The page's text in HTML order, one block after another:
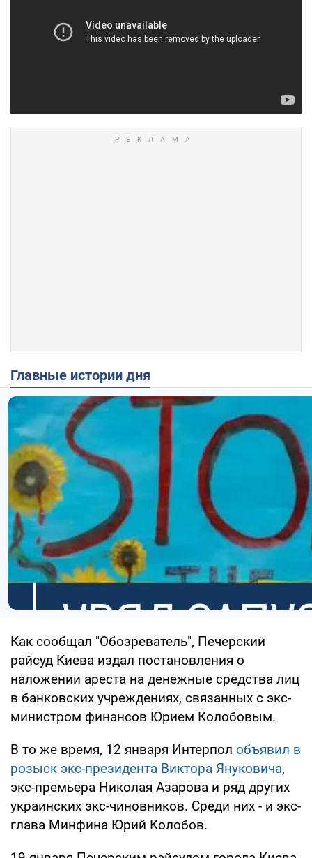
Главные истории дня
Как сообщал "Обозреватель", Печерский
райсуд Киева издал постановления о
наложении ареста на денежные средства лиц
в банковских учреждениях, связанных с экс-
министром финансов Юрием Колобовым.
В то же время, 12 января Интерпол объявил в
розыск экс-президента Виктора Януковича,
экс-премьера Николая Азарова и ряд других
украинских экс-чиновников. Среди них - и экс-
глава Минфина Юрий Колобов.